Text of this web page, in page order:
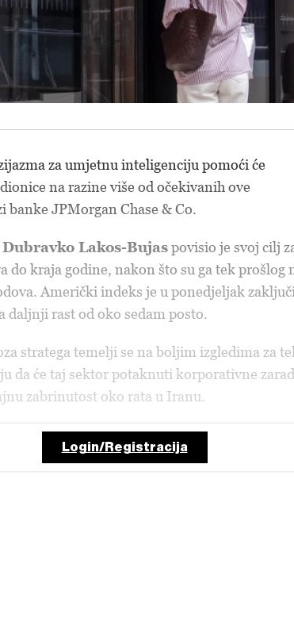
za umjetnu inteligenciju pomoći će
na razine više od očekivanih ove
banke JPMorgan Chase & Co.
Dubravko Lakos-Bujaspovisio je svoj cilj
do kraja godine, nakon što su ga tek prošlog
Američki indeks je u ponedjeljak
daljnji rast od oko sedam posto.
stratega temelji se na boljim izgledima za
da će taj sektor potaknuti korporativne
zabrinutost oko rata u Iranu.
Login/Registracija